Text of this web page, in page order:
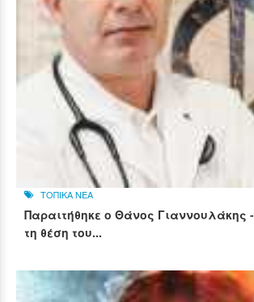
ΤΟΠΙΚΑ ΝΕΑ
Παραιτήθηκε ο Θάνος Γιαννουλάκης
τη θέση του...